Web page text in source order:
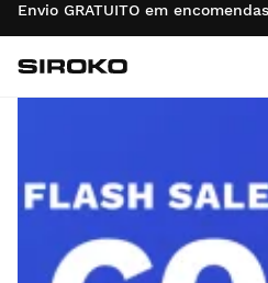
Envio GRATUITO em
Ir para a
Siroko.com